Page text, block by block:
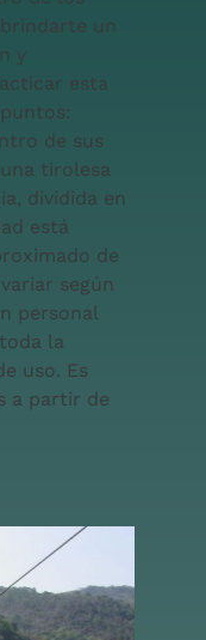
un
y
esta
de sus
tirolesa
dividida en
está
de
según
personal
la
uso. Es
a partir de